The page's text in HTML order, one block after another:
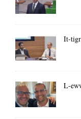
It-
L-